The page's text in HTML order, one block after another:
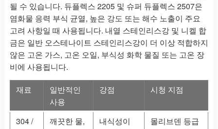
될 수 있습니다. 듀플렉스 2205 및 슈퍼 듀플렉스 2507은
염화물 응력 부식 균열, 높은 강도 또는 해수 노출이 주요
고려 사항일 때 사용됩니다. 내열 스테인리스강 및 니켈 합
금은 일반 오스테나이트 스테인리스강이 더 이상 적합하지
않은 고온 가스, 고온 오일, 부식성 화학 물질 또는 고온 장
비에 사용됩니다.
재료
일반적인
사용
강점 시청 지점
304 /
깨끗한 물,
내식성이
몰리브덴 등급